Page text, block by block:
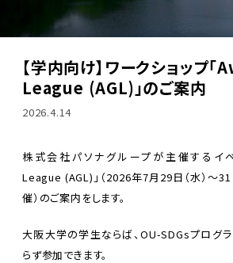
【学内向け】ワークショップ
League (AGL)」のご案内
2026.4.14
株式会社パソナグループが主催するイ
League (AGL)」（2026年7月29日（水）～
催）のご案内をします。
大阪大学の学生ならば、OU-SDGsプログ
らず参加できます。